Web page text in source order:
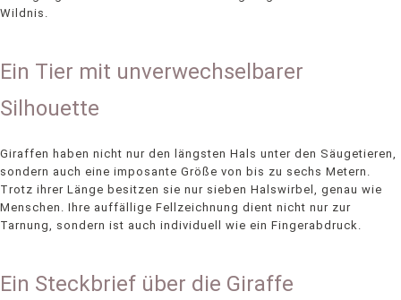
Wildnis.
Ein Tier mit unverwechselbarer
Silhouette
Giraffen haben nicht nur den längsten Hals unter den Säugetieren,
sondern auch eine imposante Größe von bis zu sechs Metern.
Trotz ihrer Länge besitzen sie nur sieben Halswirbel, genau wie
Menschen. Ihre auffällige Fellzeichnung dient nicht nur zur
Tarnung, sondern ist auch individuell wie ein Fingerabdruck.
Ein Steckbrief über die Giraffe